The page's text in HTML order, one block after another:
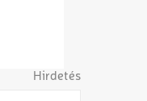
Hirdetés